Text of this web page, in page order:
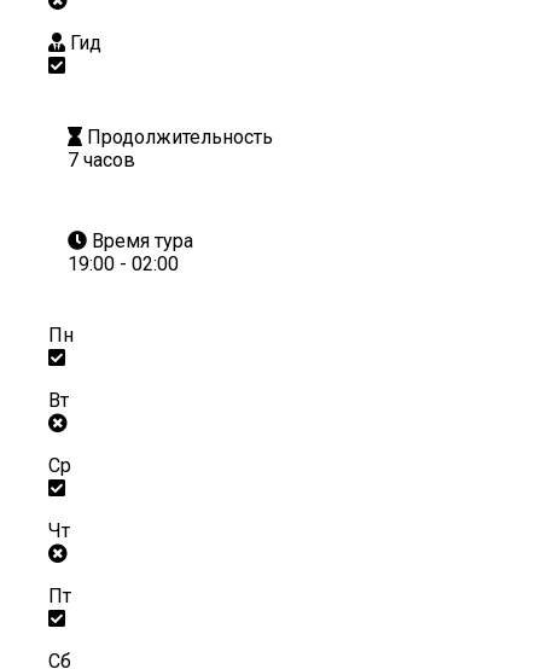
Гид
Продолжительность
7 часов
Время тура
19:00 - 02:00
Пн
Вт
Ср
Чт
Пт
Сб